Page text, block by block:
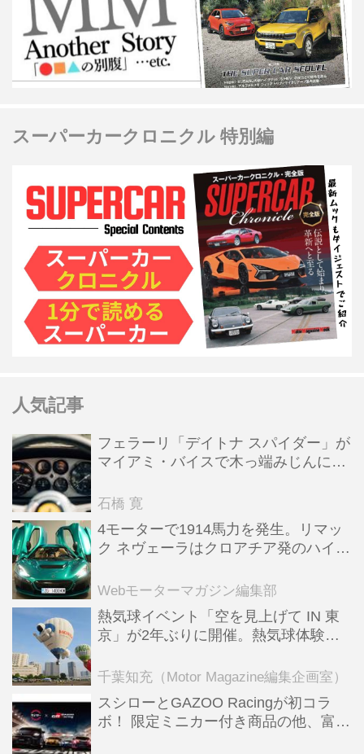
スーパーカークロニクル 特別編
人気記事
フェラーリ「デイトナ スパイダー」が
マイアミ・バイスで木っ端みじんにな
石橋 寛
4モーターで1914馬力を発生。リマッ
ク ネヴェーラはクロアチア発のハイパ
全版／115】
Webモーターマガジン編集部
熱気球イベント「空を見上げて IN 東
京」が2年ぶりに開催。熱気球体験搭
ンテンツも
千葉知充（Motor Magazine編集企画室）
スシローとGAZOO Racingが初コラ
ボ！ 限定ミニカー付き商品の他、富士